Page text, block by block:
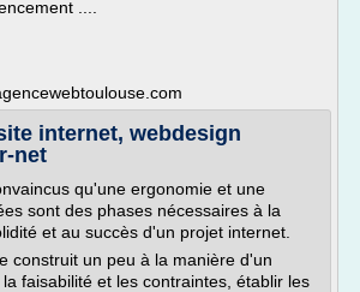
....
internet, webdesign
net
qu'une ergonomie et une
sont des phases nécessaires à la
et au succès d'un projet internet.
construit un peu à la manière d'un
faisabilité et les contraintes, établir les